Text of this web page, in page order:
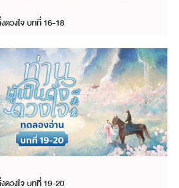
วงใจ บทที่ 16-18
วงใจ บทที่ 19-20